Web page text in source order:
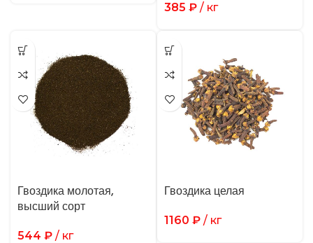
385 ₽ / кг
Гвоздика молотая,
высший сорт
544 ₽ / кг
Гвоздика целая
1160 ₽ / кг